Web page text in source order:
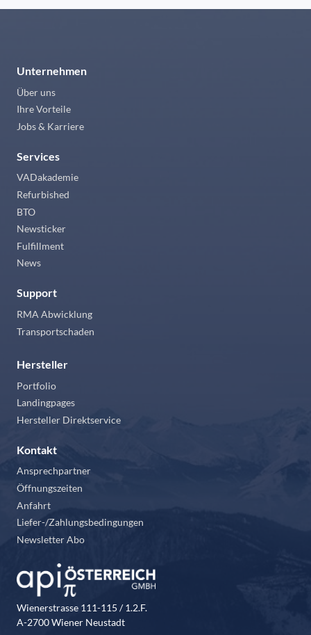
Unternehmen
Über uns
Ihre Vorteile
Jobs & Karriere
Services
VADakademie
Refurbished
BTO
Newsticker
Fulfillment
News
Support
RMA Abwicklung
Transportschaden
Hersteller
Portfolio
Landingpages
Hersteller Direktservice
Kontakt
Ansprechpartner
Öffnungszeiten
Anfahrt
Liefer-/Zahlungsbedingungen
Newsletter Abo
Wienerstrasse 111-115 / 1.2.F.
A-2700 Wiener Neustadt